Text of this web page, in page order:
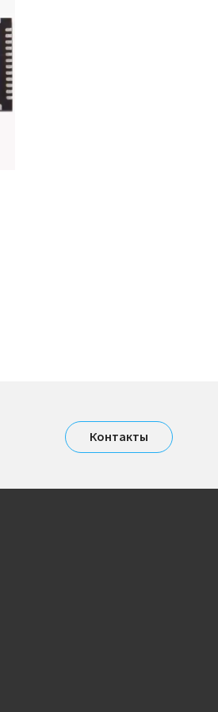
Контакты